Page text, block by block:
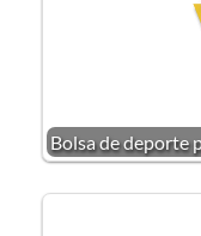
Bolsa de deporte